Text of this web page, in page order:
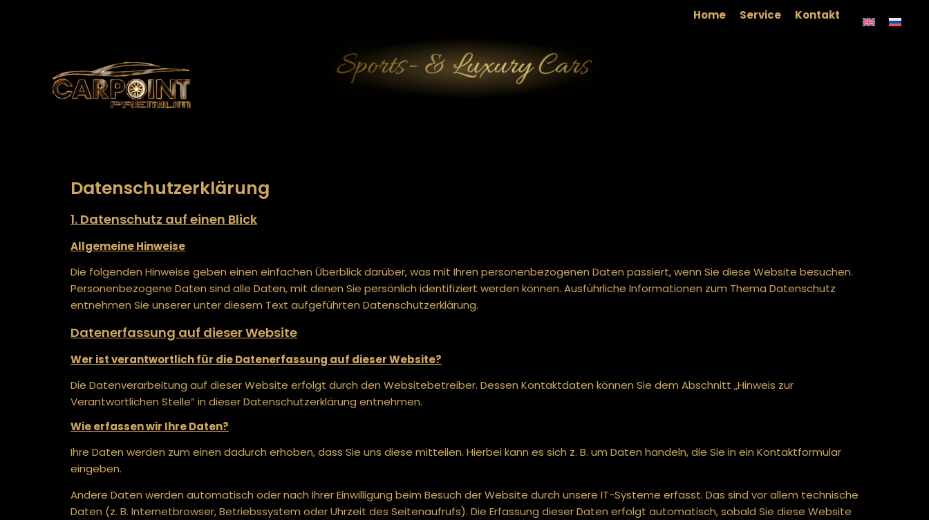
Home Service Kontakt
Datenschutz­erklärung
1. Datenschutz auf einen Blick
Allgemeine Hinweise
Die folgenden Hinweise geben einen einfachen Überblick darüber, was mit Ihren personenbezogenen Daten passiert, wenn Sie diese Website besuchen.
Personenbezogene Daten sind alle Daten, mit denen Sie persönlich identifiziert werden können. Ausführliche Informationen zum Thema Datenschutz
entnehmen Sie unserer unter diesem Text aufgeführten Datenschutzerklärung.
Datenerfassung auf dieser Website
Wer ist verantwortlich für die Datenerfassung auf dieser Website?
Die Datenverarbeitung auf dieser Website erfolgt durch den Websitebetreiber. Dessen Kontaktdaten können Sie dem Abschnitt „Hinweis zur
Verantwortlichen Stelle“ in dieser Datenschutzerklärung entnehmen.
Wie erfassen wir Ihre Daten?
Ihre Daten werden zum einen dadurch erhoben, dass Sie uns diese mitteilen. Hierbei kann es sich z. B. um Daten handeln, die Sie in ein Kontaktformular
eingeben.
Andere Daten werden automatisch oder nach Ihrer Einwilligung beim Besuch der Website durch unsere IT-Systeme erfasst. Das sind vor allem technische
Daten (z. B. Internetbrowser, Betriebssystem oder Uhrzeit des Seitenaufrufs). Die Erfassung dieser Daten erfolgt automatisch, sobald Sie diese Website